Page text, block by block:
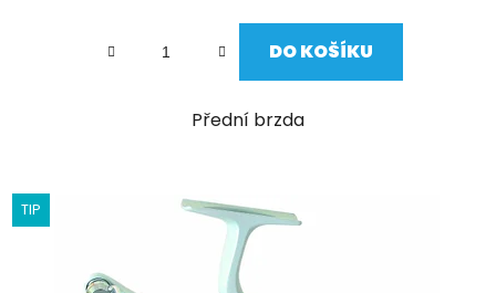
DO KOŠÍKU
Přední brzda
TIP